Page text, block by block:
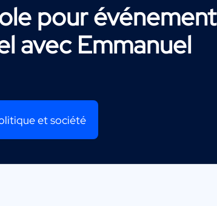
pour événement
avec Emmanuel
et société